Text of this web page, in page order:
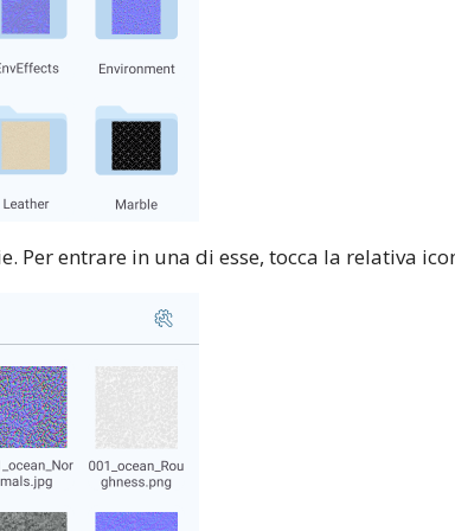
Per entrare in una di esse, tocca la relativa